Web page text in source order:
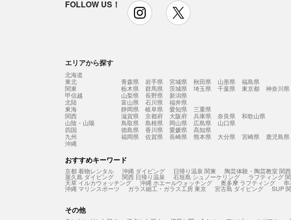
FOLLOW US！ instagram
エリアから探す
北海道
東北
青森県 岩手県 宮城県 秋田県 山形県
福島県
関東
栃木県 群馬県 茨城県 埼玉県 千葉県 東京都
神奈川県
甲信越
山梨県 長野県
新潟県
北陸
富山県 石川県
福井県
東海
静岡県 岐阜県 愛知県
三重県
関西
滋賀県 京都府 大阪府 兵庫県 奈良県
和歌山県
山陰・山陽
鳥取県 島根県 岡山県 広島県
山口県
四国
徳島県 香川県 愛媛県
高知県
九州
福岡県 佐賀県 長崎県 熊本県 大分県 宮崎県
鹿児島県
沖縄
おすすめキーワード
京都 着物レンタル 沖縄 ダイビング 日帰り温泉 関東 陶芸体験・陶芸教室 関西
屋久島 ダイビング 関西 日帰り温泉 石垣島 シュノーケリング ラフティング
天草 イルカウォッチング 沖縄 ホエールウォッチング 奥多摩 ラフティング
沖縄 マリンスポーツ ガラス細工・ガラス工房 東京 宮古島 ダイビング SUP
その他